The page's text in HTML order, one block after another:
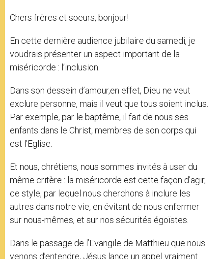
Chers frères et soeurs, bonjour!
En cette dernière audience jubilaire du samedi, je
voudrais présenter un aspect important de la
miséricorde : l’inclusion.
Dans son dessein d’amour,en effet, Dieu ne veut
exclure personne, mais il veut que tous soient inclus.
Par exemple, par le baptême, il fait de nous ses
enfants dans le Christ, membres de son corps qui
est l’Eglise.
Et nous, chrétiens, nous sommes invités à user du
même critère : la miséricorde est cette façon d’agir,
ce style, par lequel nous cherchons à inclure les
autres dans notre vie, en évitant de nous enfermer
sur nous-mêmes, et sur nos sécurités égoïstes.
Dans le passage de l’Evangile de Matthieu que nous
venons d’entendre, Jésus lance un appel vraiment